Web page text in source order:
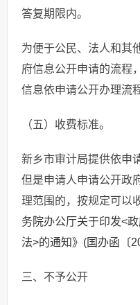
答复期限内。
为便于公民、法人和其
府信息公开申请的流程
信息依申请公开办理流
（五）收费标准。
新乡市审计局提供依申
但是申请人申请公开政
理范围的，按规定可以
务院办公厅关于印发<
法>的通知》(国办函〔
三、不予公开